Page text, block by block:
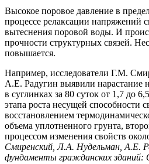
Высокое поровое давление в
процессе релаксации напряжений
вытеснения поровой воды. И
прочности структурных связей.
повышается.
Например, исследователи Г.М.
А.Е. Радугин выявили нарастание
в суглинках за 80 суток от 1,7 до
этапа роста несущей способности
восстановлением
объема уплотненного грунта,
процессом изменения свойств
Смиренский, Л.А. Нудельман, А.Е.
фундаменты гражданских